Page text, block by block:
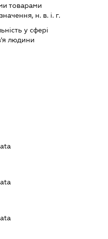
товарами
н. в. і. г.
у сфері
людини